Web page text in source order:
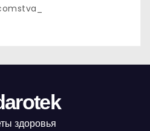
здоровья